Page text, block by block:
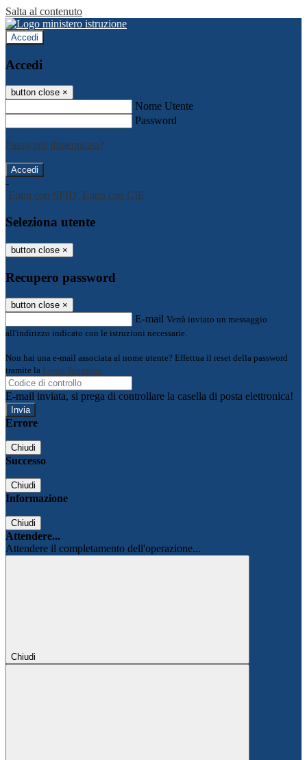
Salta al contenuto
Accedi
Accedi
button close ×
Nome Utente
Password
Password dimenticata?
-
Entra con SPID Entra con CIE
Seleziona utente
button close ×
Recupero password
button close ×
E-mail Verrà inviato un messaggio
all'indirizzo indicato con le istruzioni necessarie.
Non hai una e-mail associata al nome utente? Effettua il reset della password
tramite la Login Spaggiari
E-mail inviata, si prega di controllare la casella di posta elettronica!
Errore
Chiudi
Successo
Chiudi
Informazione
Chiudi
Attendere...
Attendere il completamento dell'operazione...
Chiudi